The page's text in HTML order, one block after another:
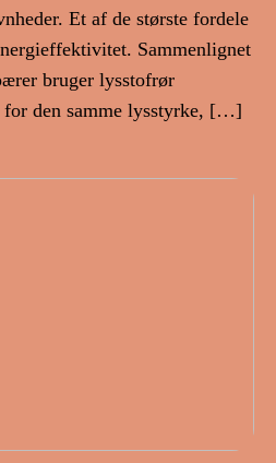
Et af de største fordele
Sammenlignet
bruger lysstofrør
den samme lysstyrke, […]